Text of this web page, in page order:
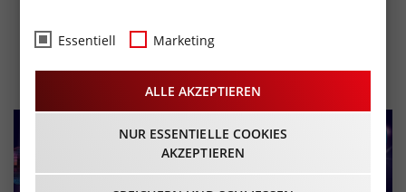
Saturday Night Fever
06.08.2026 - Beginn 19:00 Uhr
Essentiell Marketing
ALLE AKZEPTIEREN
NUR ESSENTIELLE COOKIES
AKZEPTIEREN